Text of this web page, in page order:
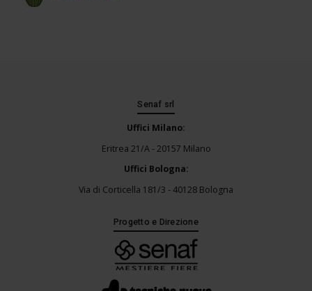
Senaf srl
Uffici Milano:
Eritrea 21/A - 20157 Milano
Uffici Bologna:
Via di Corticella 181/3 - 40128 Bologna
Progetto e Direzione